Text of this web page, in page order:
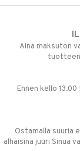
Aina maksuton
Ennen kello
Ostamalla suuria
alhaisina juuri Sinua